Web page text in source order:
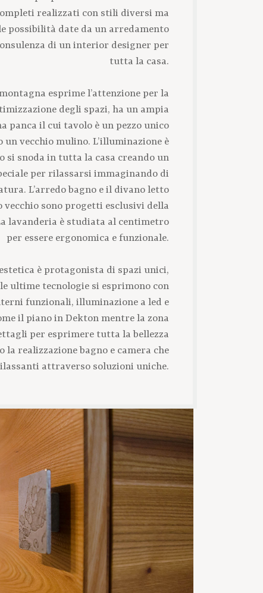
realizzati con stili diversi ma
possibilità date da un arredamento
di un interior designer per
tutta la casa.
esprime l’attenzione per la
degli spazi, ha un ampia
panca il cui tavolo è un pezzo unico
vecchio mulino. L’illuminazione è
si snoda in tutta la casa creando un
per rilassarsi immaginando di
L’arredo bagno e il divano letto
sono progetti esclusivi della
lavanderia è studiata al centimetro
per essere ergonomica e funzionale.
è protagonista di spazi unici,
ultime tecnologie si esprimono con
funzionali, illuminazione a led e
il piano in Dekton mentre la zona
per esprimere tutta la bellezza
la realizzazione bagno e camera che
attraverso soluzioni uniche.